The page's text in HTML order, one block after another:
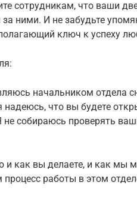
сотрудникам, что ваши
за ними. И не забудьте
ключ к успеху
начальником отдела
надеюсь, что вы будете
собираюсь проверять
и как вы делаете, и как мы
работы в этом